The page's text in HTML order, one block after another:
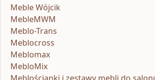
Meble Wójcik
MebleMWM
Meblo-Trans
Meblocross
Meblomax
MebloMix